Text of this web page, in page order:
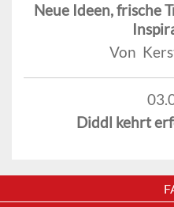
Neue Ideen, frische
Von
Diddl kehrt